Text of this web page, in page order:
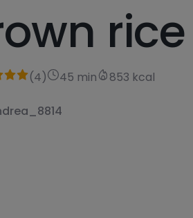
(4) 45 min 853 kcal